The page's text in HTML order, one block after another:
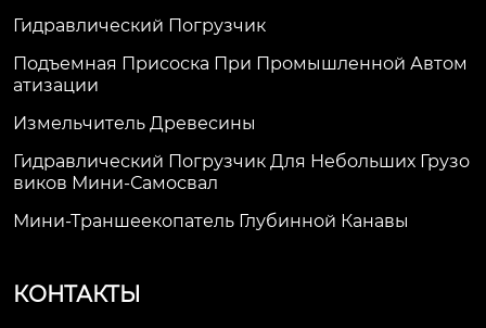
Гидравлический Погрузчик
Подъемная Присоска При Промышленной Автом
Атизации
Измельчитель Древесины
Гидравлический Погрузчик Для Небольших Грузо
Виков Мини-Самосвал
Мини-Траншеекопатель Глубинной Канавы
КОНТАКТЫ